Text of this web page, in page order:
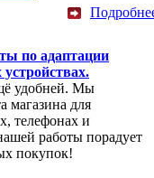
по адаптации
удобней. Мы
магазина для
телефонах и
работы порадует
покупок!